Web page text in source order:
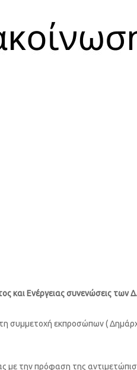
και Ενέργειας συνενώσεις των
συμμετοχή εκπροσώπων (
με την πρόφαση της